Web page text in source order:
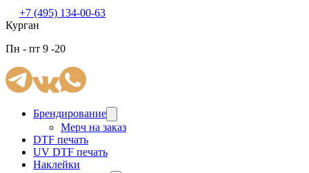
+7 (495) 134-00-63
Курган
Пн - пт 9 -20
Брендирование
Мерч на заказ
DTF печать
UV DTF печать
Наклейки